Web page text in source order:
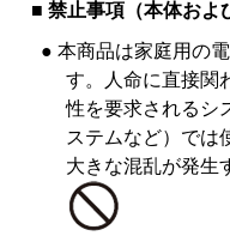
■ 禁止事項（本体およ
● 本商品は家庭用の
す。人命に直接関
性を要求されるシ
ステムなど）では
大きな混乱が発生